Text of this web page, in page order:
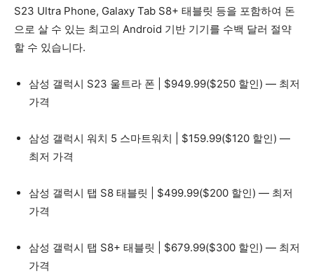
S23 Ultra Phone, Galaxy Tab S8+ 태블릿 등을 포함하여 돈
으로 살 수 있는 최고의 Android 기반 기기를 수백 달러 절약
할 수 있습니다.
삼성 갤럭시 S23 울트라 폰 | $949.99($250 할인) — 최저
가격
삼성 갤럭시 워치 5 스마트워치 | $159.99($120 할인) —
최저 가격
삼성 갤럭시 탭 S8 태블릿 | $499.99($200 할인) — 최저
가격
삼성 갤럭시 탭 S8+ 태블릿 | $679.99($300 할인) — 최저
가격